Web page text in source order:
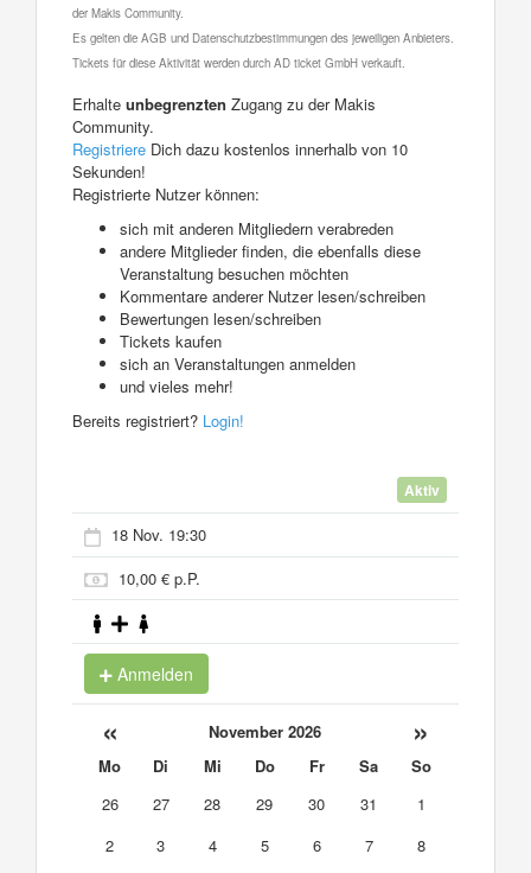
der Makis Community.
Es gelten die AGB und Datenschutzbestimmungen des jeweiligen Anbieters.
Tickets für diese Aktivität werden durch AD ticket GmbH verkauft.
Erhalte unbegrenzten Zugang zu der Makis
Community.
Registriere Dich dazu kostenlos innerhalb von 10
Sekunden!
Registrierte Nutzer können:
sich mit anderen Mitgliedern verabreden
andere Mitglieder finden, die ebenfalls diese
Veranstaltung besuchen möchten
Kommentare anderer Nutzer lesen/schreiben
Bewertungen lesen/schreiben
Tickets kaufen
sich an Veranstaltungen anmelden
und vieles mehr!
Bereits registriert? Login!
Aktiv
18 Nov. 19:30
10,00 € p.P.
Anmelden
« November 2026 »
Mo Di Mi Do Fr Sa
So
26
27 28 29 30 31
1
2
3 4 5 6 7
8